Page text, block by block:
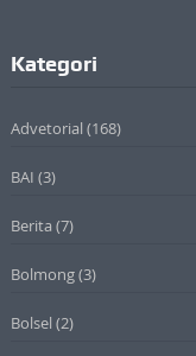
Kategori
Advetorial (168)
BAI (3)
Berita (7)
Bolmong(3)
Bolsel (2)